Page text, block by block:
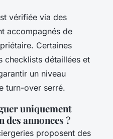
vérifiée via des
accompagnés de
Certaines
checklists détaillées et
un niveau
turn-over serré.
uniquement
des annonces ?
proposent des